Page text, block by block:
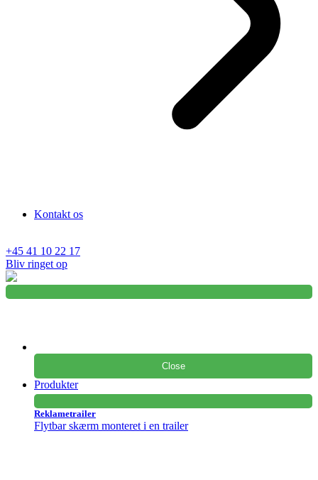
Kontakt os
+45 41 10 22 17
Bliv ringet op
Close
Produkter
Reklametrailer
Flytbar skærm monteret i en trailer